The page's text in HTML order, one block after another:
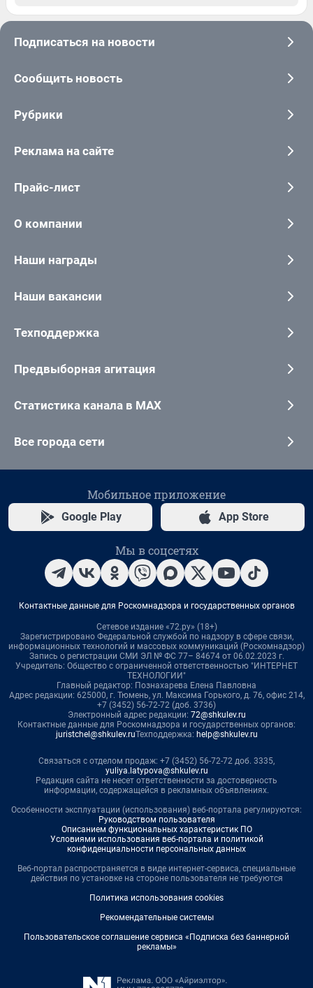
Подписаться на новости
Сообщить новость
Рубрики
Реклама на сайте
Прайс-лист
О компании
Наши награды
Наши вакансии
Техподдержка
Предвыборная агитация
Статистика канала в MAX
Все города сети
Мобильное приложение
Google Play App Store
Мы в соцсетях
Контактные данные для Роскомнадзора и государственных органов
Сетевое издание «72.ру» (18+)
Зарегистрировано Федеральной службой по надзору в сфере связи,
информационных технологий и массовых коммуникаций (Роскомнадзор)
Запись о регистрации СМИ ЭЛ № ФС 77– 84674 от 06.02.2023 г.
Учредитель: Общество с ограниченной ответственностью "ИНТЕРНЕТ
ТЕХНОЛОГИИ"
Главный редактор: Познахарева Елена Павловна
Адрес редакции: 625000, г. Тюмень, ул. Максима Горького, д. 76, офис 214,
+7 (3452) 56-72-72 (доб. 3736)
Электронный адрес редакции: 72@shkulev.ru
Контактные данные для Роскомнадзора и государственных органов:
juristchel@shkulev.ruТехподдержка: help@shkulev.ru
Связаться с отделом продаж: +7 (3452) 56-72-72 доб. 3335,
yuliya.latypova@shkulev.ru
Редакция сайта не несет ответственности за достоверность
информации, содержащейся в рекламных объявлениях.
Особенности эксплуатации (использования) веб-портала регулируются:
Руководством пользователя
Описанием функциональных характеристик ПО
Условиями использования веб-портала и политикой
конфиденциальности персональных данных
Веб-портал распространяется в виде интернет-сервиса, специальные
действия по установке на стороне пользователя не требуются
Политика использования cookies
Рекомендательные системы
Пользовательское соглашение сервиса «Подписка без баннерной
рекламы»